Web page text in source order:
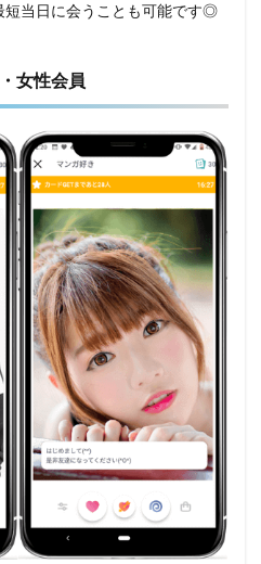
短当日に会うことも可能です◎
女性会員